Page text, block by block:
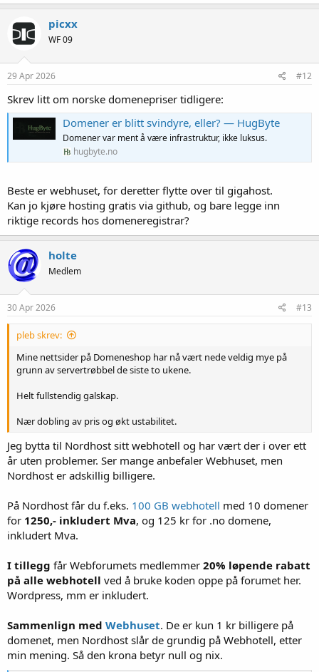
picxx
WF 09
29 Apr 2026 #12
Skrev litt om norske domenepriser tidligere:
Domener er blitt svindyre, eller? — HugByte
Domener var ment å være infrastruktur, ikke luksus.
hugbyte.no
Beste er webhuset, for deretter flytte over til gigahost.
Kan jo kjøre hosting gratis via github, og bare legge inn
riktige records hos domeneregistrar?
holte
Medlem
30 Apr 2026 #13
pleb skrev:
Mine nettsider på Domeneshop har nå vært nede veldig mye på
grunn av servertrøbbel de siste to ukene.
Helt fullstendig galskap.
Nær dobling av pris og økt ustabilitet.
Jeg bytta til Nordhost sitt webhotell og har vært der i over ett
år uten problemer. Ser mange anbefaler Webhuset, men
Nordhost er adskillig billigere.
På Nordhost får du f.eks. 100 GB webhotell med 10 domener
for 1250,- inkludert Mva, og 125 kr for .no domene,
inkludert Mva.
I tillegg får Webforumets medlemmer 20% løpende rabatt
på alle webhotell ved å bruke koden oppe på forumet her.
Wordpress, mm er inkludert.
Sammenlign med Webhuset. De er kun 1 kr billigere på
domenet, men Nordhost slår de grundig på Webhotell, etter
min mening. Så den krona betyr null og nix.